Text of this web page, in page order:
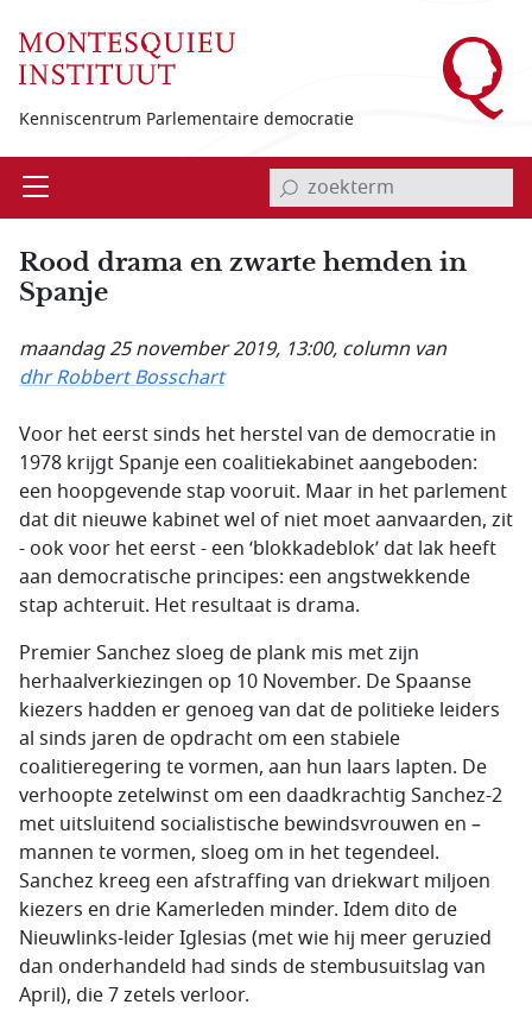
Kenniscentrum Parlementaire democratie
Open invoerveld zoekterm
Rood drama en zwarte hemden in
Spanje
maandag 25 november 2019, 13:00, column van
dhr Robbert Bosschart
Voor het eerst sinds het herstel van de democratie in
1978 krijgt Spanje een coalitiekabinet aangeboden:
een hoopgevende stap vooruit. Maar in het parlement
dat dit nieuwe kabinet wel of niet moet aanvaarden, zit
- ook voor het eerst - een ‘blokkadeblok’ dat lak heeft
aan democratische principes: een angstwekkende
stap achteruit. Het resultaat is drama.
Premier Sanchez sloeg de plank mis met zijn
herhaalverkiezingen op 10 November. De Spaanse
kiezers hadden er genoeg van dat de politieke leiders
al sinds jaren de opdracht om een stabiele
coalitieregering te vormen, aan hun laars lapten. De
verhoopte zetelwinst om een daadkrachtig Sanchez-2
met uitsluitend socialistische bewindsvrouwen en –
mannen te vormen, sloeg om in het tegendeel.
Sanchez kreeg een afstraffing van driekwart miljoen
kiezers en drie Kamerleden minder. Idem dito de
Nieuwlinks-leider Iglesias (met wie hij meer geruzied
dan onderhandeld had sinds de stembusuitslag van
April), die 7 zetels verloor.